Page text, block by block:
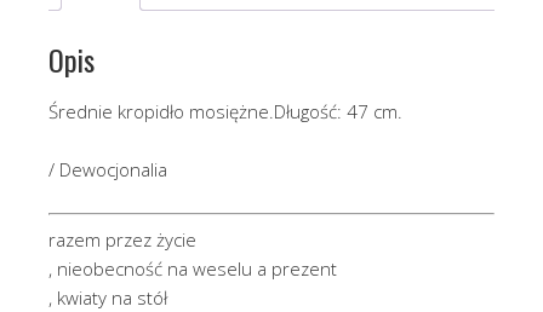
Opis
Średnie kropidło mosiężne.Długość: 47 cm.
/ Dewocjonalia
razem przez życie
, nieobecność na weselu a prezent
, kwiaty na stół